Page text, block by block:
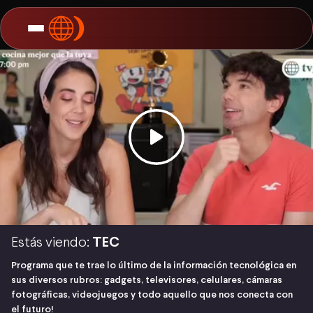
Estás viendo: TEC
Programa que te trae lo último de la información tecnológica en
sus diversos rubros: gadgets, televisores, celulares, cámaras
fotográficas, videojuegos y todo aquello que nos conecta con
el futuro!